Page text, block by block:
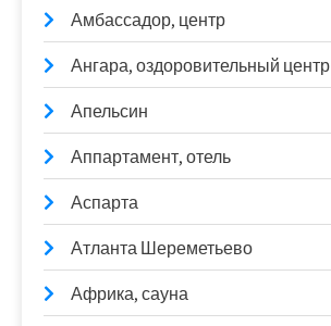
Амбассадор, центр
Ангара, оздоровительный центр
Апельсин
Аппартамент, отель
Аспарта
Атланта Шереметьево
Африка, сауна